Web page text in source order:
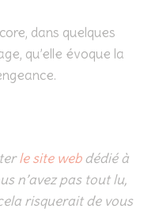
dans quelques
qu’elle évoque la
le site webdédié à
n’avez pas tout lu,
risquerait de vous